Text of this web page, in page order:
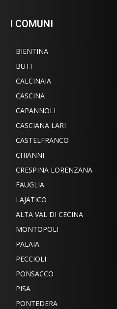
I COMUNI
BIENTINA
BUTI
CALCINAIA
CASCINA
CAPANNOLI
CASCIANA LARI
CASTELFRANCO
CHIANNI
CRESPINA LORENZANA
FAUGLIA
LAJATICO
ALTA VAL DI CECINA
MONTOPOLI
PALAIA
PECCIOLI
PONSACCO
PISA
PONTEDERA